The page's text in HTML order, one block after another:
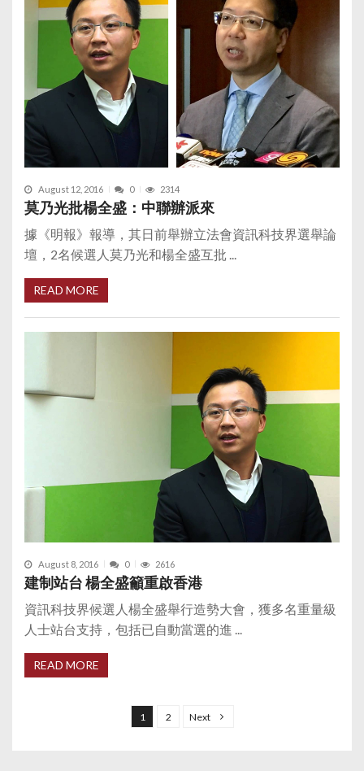
August 12, 2016 0 2314
莫乃光批楊全盛：中聯辦派來
據《明報》報導，其日前舉辦立法會資訊科技界選舉論
壇，2名候選人莫乃光和楊全盛互批 ...
READ MORE
August 8, 2016 0 2616
建制站台 楊全盛籲重啟香港
資訊科技界候選人楊全盛舉行造勢大會，獲多名重量級
人士站台支持，包括已自動當選的進 ...
READ MORE
1 2 Next